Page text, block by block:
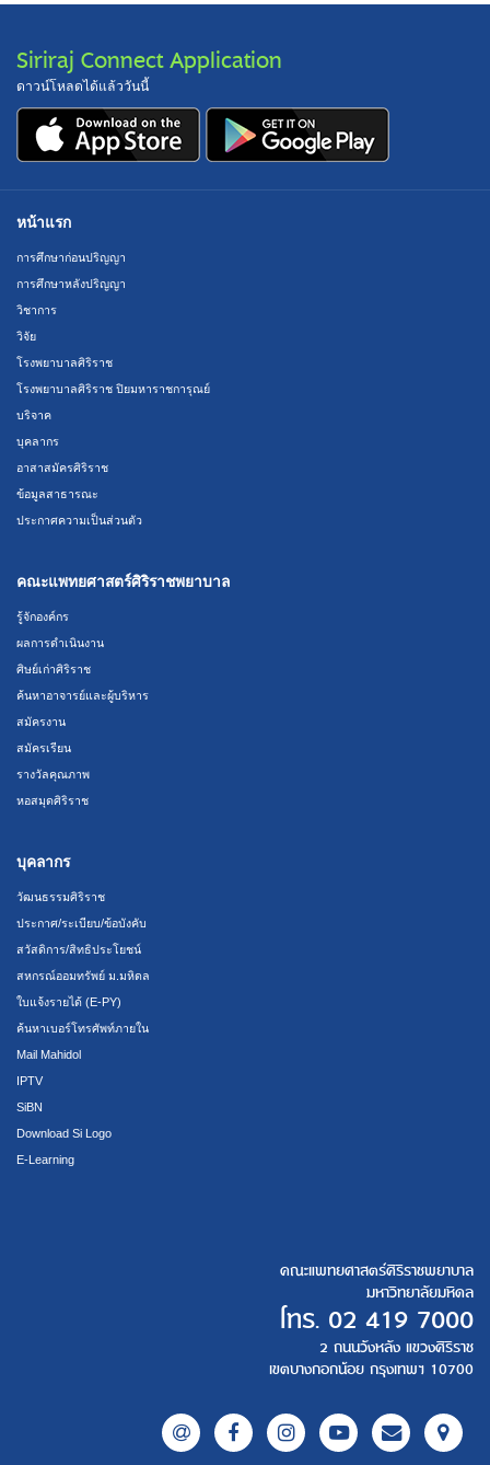
Siriraj Connect Application
ดาวน์โหลดได้แล้ววันนี้
หน้าแรก
การศึกษาก่อนปริญญา
การศึกษาหลังปริญญา
วิชาการ
วิจัย
โรงพยาบาลศิริราช
โรงพยาบาลศิริราช ปิยมหาราชการุณย์
บริจาค
บุคลากร
อาสาสมัครศิริราช
ข้อมูลสาธารณะ
ประกาศความเป็นส่วนตัว
คณะแพทยศาสตร์ศิริราชพยาบาล
รู้จักองค์กร
ผลการดำเนินงาน
ศิษย์เก่าศิริราช
ค้นหาอาจารย์และผู้บริหาร
สมัครงาน
สมัครเรียน
รางวัลคุณภาพ
หอสมุดศิริราช
บุคลากร
วัฒนธรรมศิริราช
ประกาศ/ระเบียบ/ข้อบังคับ
สวัสดิการ/สิทธิประโยชน์
สหกรณ์ออมทรัพย์ ม.มหิดล
ใบแจ้งรายได้ (E-PY)
ค้นหาเบอร์โทรศัพท์ภายใน
Mail Mahidol
IPTV
SiBN
Download Si Logo
E-Learning
คณะแพทยศาสตร์ศิริราชพยาบาล
มหาวิทยาลัยมหิดล
โทร. 02 419 7000
2 ถนนวังหลัง แขวงศิริราช
เขตบางกอกน้อย กรุงเทพฯ 10700